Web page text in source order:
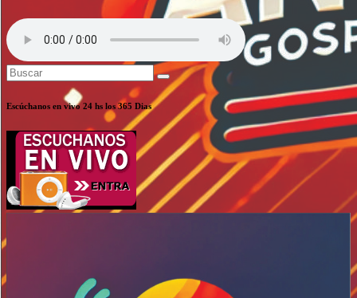
Escúchanos en vivo 24 hs los 365 Dias